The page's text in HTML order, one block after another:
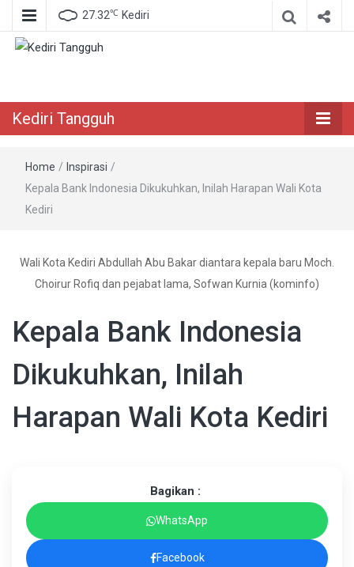
27.32℃ Kediri
Kediri Tangguh
Home / Inspirasi /
Kepala Bank Indonesia Dikukuhkan, Inilah Harapan Wali Kota
Kediri
Wali Kota Kediri Abdullah Abu Bakar diantara kepala baru Moch.
Choirur Rofiq dan pejabat lama, Sofwan Kurnia (kominfo)
Kepala Bank Indonesia
Dikukuhkan, Inilah
Harapan Wali Kota Kediri
Bagikan :
WhatsApp
Facebook